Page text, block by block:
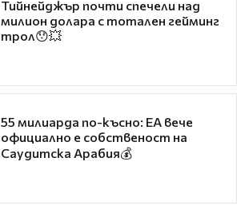
Тийнейджър почти спечели над
милион долара с тотален гейминг
трол😯💥
55 милиарда по-късно: EA вече
официално е собственост на
Саудитска Арабия💰